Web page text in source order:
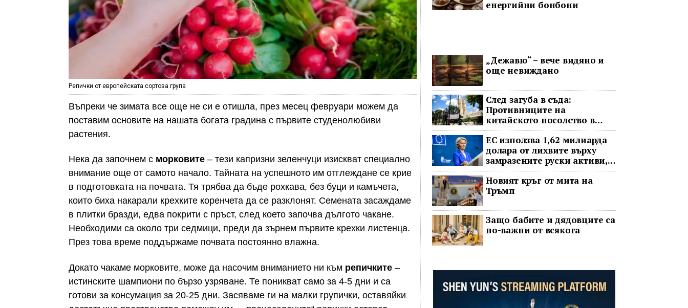
Репички от европейската сортова група
Въпреки че зимата все още не си е отишла, през месец февруари можем да
поставим основите на нашата богата градина с първите студенолюбиви
растения.
Нека да започнем с морковите – тези капризни зеленчуци изискват специално
внимание още от самото начало. Тайната на успешното им отглеждане се крие
в подготовката на почвата. Тя трябва да бъде рохкава, без буци и камъчета,
които биха накарали крехките коренчета да се разклонят. Семената засаждаме
в плитки бразди, едва покрити с пръст, след което започва дългото чакане.
Необходими са около три седмици, преди да зърнем първите крехки листенца.
През това време поддържаме почвата постоянно влажна.
Докато чакаме морковите, може да насочим вниманието ни към репичките –
истинските шампиони по бързо узряване. Те поникват само за 4-5 дни и са
готови за консумация за 20-25 дни. Засяваме ги на малки групички, оставяйки
енергийни бонбони
„Дежавю“ – вече видяно и
още невиждано
След загуба в съда:
Противниците на
китайското посолство в
Лондон обжалват
ЕС използва 1,62 милиарда
долара от лихвите върху
замразените руски активи,
за да подкрепи Украйна
Новият кръг от мита на
Тръмп
Защо бабите и дядовците са
по-важни от всякога